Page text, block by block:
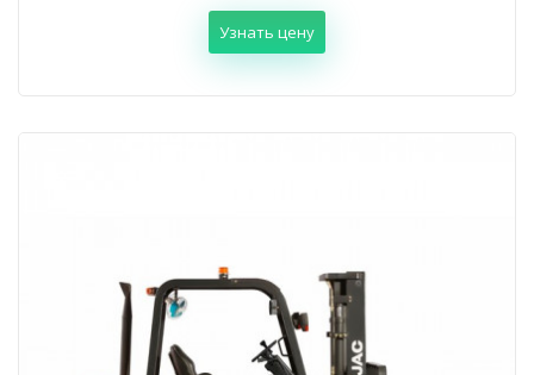
Узнать цену